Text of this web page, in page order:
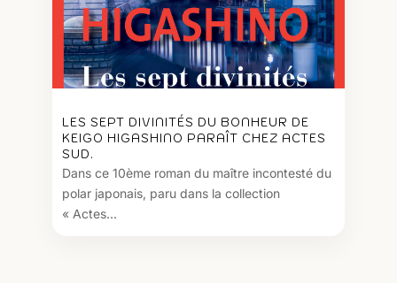
LES SEPT DIVINITÉS DU BONHEUR DE
KEIGO HIGASHINO PARAÎT CHEZ ACTES
SUD.
Dans ce 10ème roman du maître incontesté du
polar japonais, paru dans la collection
« Actes...